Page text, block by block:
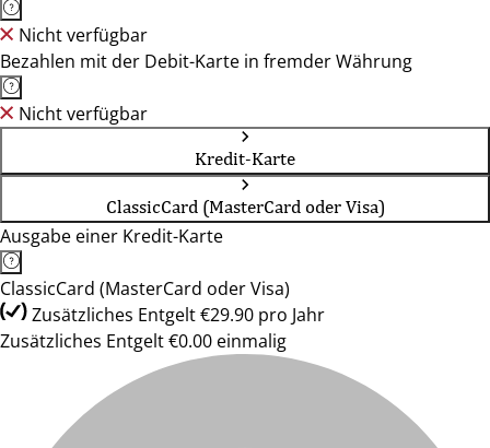
Nicht verfügbar
Bezahlen mit der Debit-Karte in fremder Währung
Nicht verfügbar
Kredit-Karte
ClassicCard (MasterCard oder Visa)
Ausgabe einer Kredit-Karte
ClassicCard (MasterCard oder Visa)
Zusätzliches Entgelt €29.90 pro Jahr
Zusätzliches Entgelt €0.00 einmalig